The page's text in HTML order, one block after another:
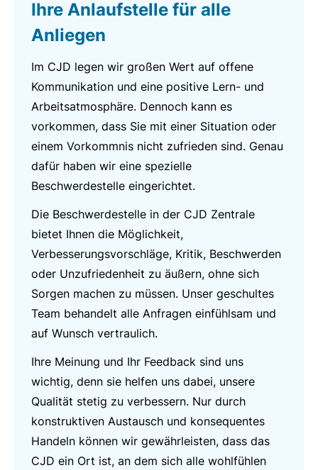
Ihre Anlaufstelle für alle
Anliegen
Im CJD legen wir großen Wert auf offene
Kommunikation und eine positive Lern- und
Arbeitsatmosphäre. Dennoch kann es
vorkommen, dass Sie mit einer Situation oder
einem Vorkommnis nicht zufrieden sind. Genau
dafür haben wir eine spezielle
Beschwerdestelle eingerichtet.
Die Beschwerdestelle in der CJD Zentrale
bietet Ihnen die Möglichkeit,
Verbesserungsvorschläge, Kritik, Beschwerden
oder Unzufriedenheit zu äußern, ohne sich
Sorgen machen zu müssen. Unser geschultes
Team behandelt alle Anfragen einfühlsam und
auf Wunsch vertraulich.
Ihre Meinung und Ihr Feedback sind uns
wichtig, denn sie helfen uns dabei, unsere
Qualität stetig zu verbessern. Nur durch
konstruktiven Austausch und konsequentes
Handeln können wir gewährleisten, dass das
CJD ein Ort ist, an dem sich alle wohlfühlen